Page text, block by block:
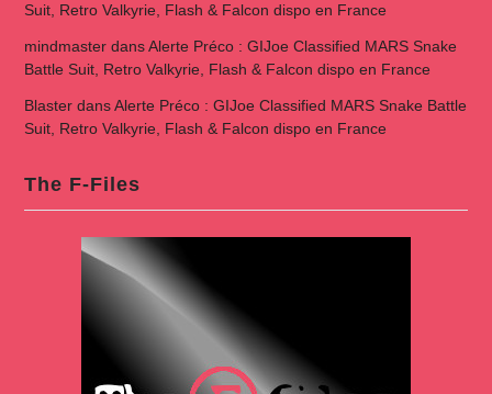
Suit, Retro Valkyrie, Flash & Falcon dispo en France
mindmasterdansAlerte Préco : GIJoe Classified MARS Snake
Battle Suit, Retro Valkyrie, Flash & Falcon dispo en France
BlasterdansAlerte Préco : GIJoe Classified MARS Snake Battle
Suit, Retro Valkyrie, Flash & Falcon dispo en France
The F-Files